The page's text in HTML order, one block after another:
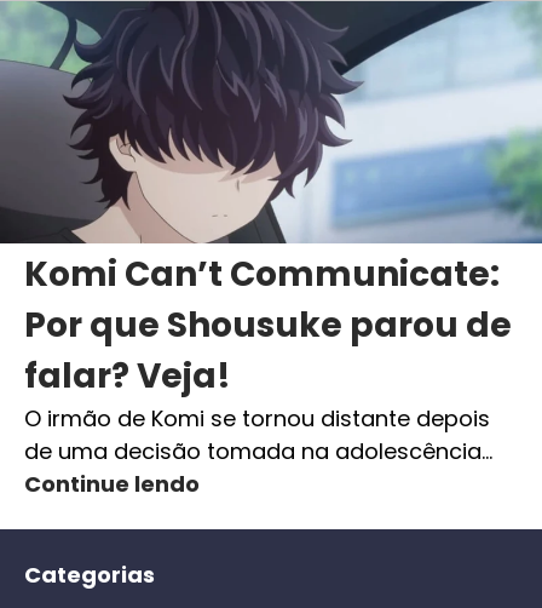
Komi Can’t Communicate:
Por que Shousuke parou de
falar? Veja!
O irmão de Komi se tornou distante depois
de uma decisão tomada na adolescência…
Continue lendo
Categorias